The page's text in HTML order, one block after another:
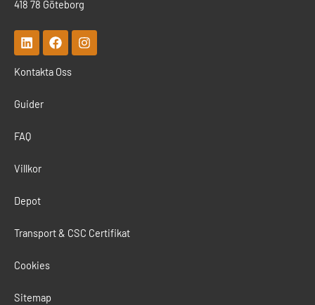
418 78 Göteborg
L
i
k
d
i
F
a
e
I
n
Kontakta Oss
Guider
FAQ
Villkor
Depot
Transport & CSC Certifikat
Cookies
Sitemap